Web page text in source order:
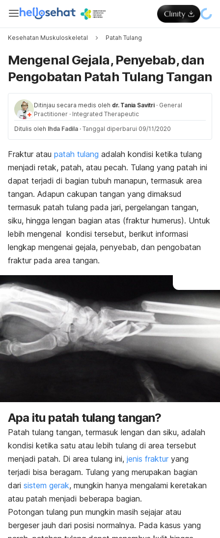
Kesehatan Muskuloskeletal Patah Tulang
Mengenal Gejala, Penyebab, dan
Pengobatan Patah Tulang Tangan
Ditinjau secara medis oleh dr. Tania Savitri · General
Practitioner · Integrated Therapeutic
Ditulis oleh Ihda Fadila · Tanggal diperbarui 09/11/2020
Fraktur atau patah tulang adalah kondisi ketika tulang
menjadi retak, patah, atau pecah. Tulang yang patah ini
dapat terjadi di bagian tubuh manapun, termasuk area
tangan. Adapun cakupan tangan yang dimaksud
termasuk patah tulang pada jari, pergelangan tangan,
siku, hingga lengan bagian atas (fraktur humerus). Untuk
lebih mengenal kondisi tersebut, berikut informasi
lengkap mengenai gejala, penyebab, dan pengobatan
fraktur pada area tangan.
Apa itu patah tulang tangan?
Patah tulang tangan, termasuk lengan dan siku, adalah
kondisi ketika satu atau lebih tulang di area tersebut
menjadi patah. Di area tulang ini, jenis fraktur yang
terjadi bisa beragam. Tulang yang merupakan bagian
dari sistem gerak, mungkin hanya mengalami keretakan
atau patah menjadi beberapa bagian.
Potongan tulang pun mungkin masih sejajar atau
bergeser jauh dari posisi normalnya. Pada kasus yang